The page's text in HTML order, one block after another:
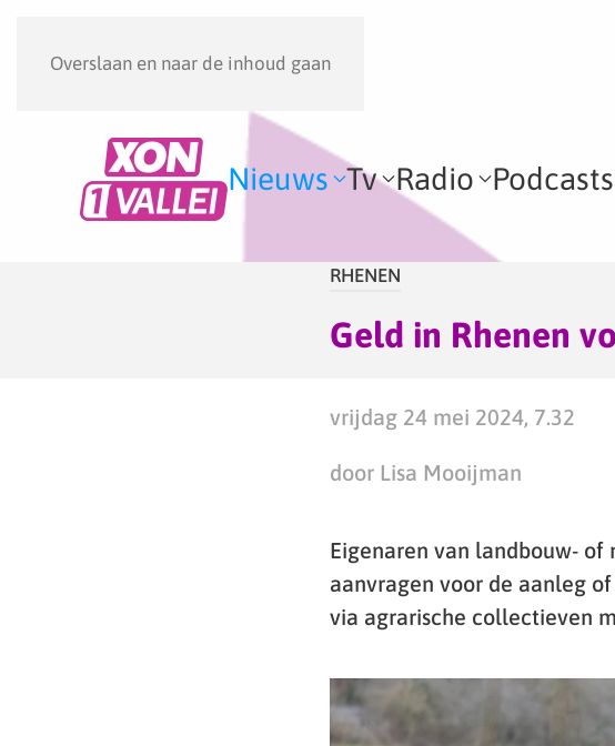
Overslaan en naar de inhoud gaan
Nieuws Tv Radio Podcasts
RHENEN
Geld in Rhenen
vrijdag 24 mei 2024, 7.32
door Lisa Mooijman
Eigenaren van landbouw-
aanvragen voor de aanleg
via agrarische collectieven